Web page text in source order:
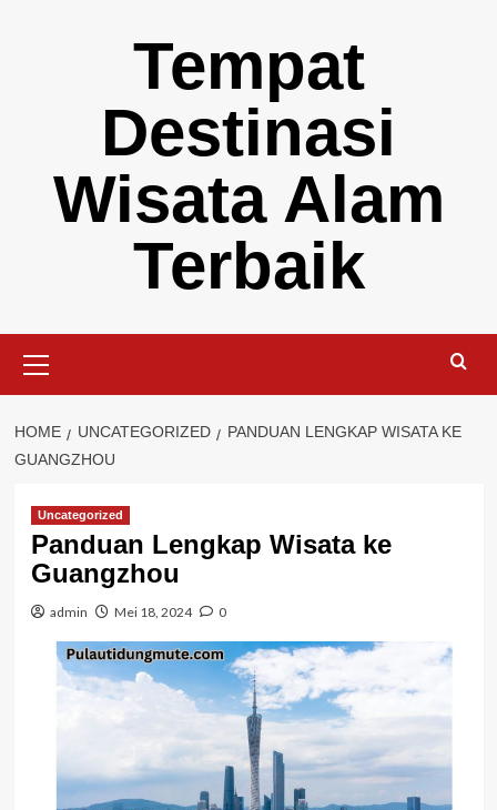
Tempat
Destinasi
Wisata Alam
Terbaik
Menu
HOME UNCATEGORIZED
PANDUAN LENGKAP WISATA KE
GUANGZHOU
Uncategorized
Panduan Lengkap Wisata ke
Guangzhou
admin Mei 18, 2024 0